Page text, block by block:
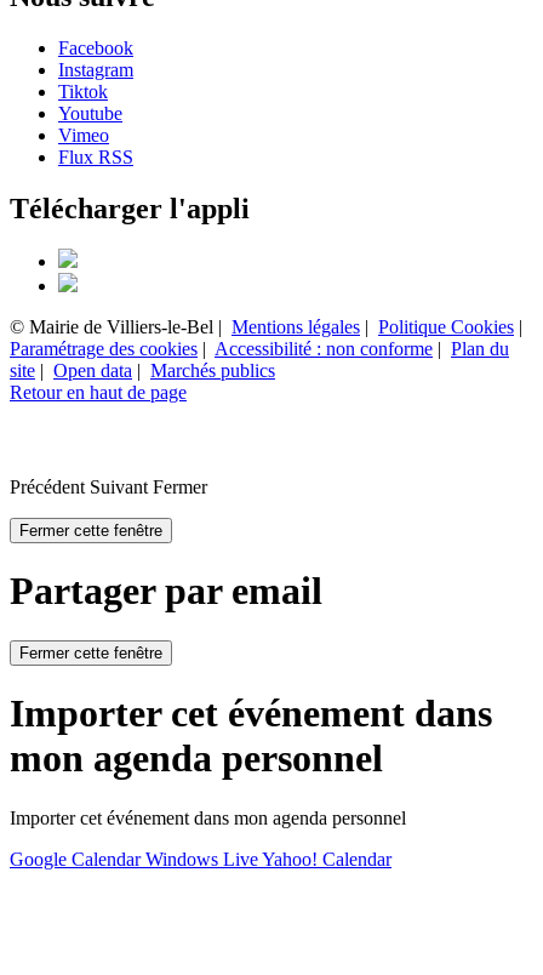
Facebook
Instagram
Tiktok
Youtube
Vimeo
Flux RSS
Télécharger l'appli
© Mairie de Villiers-le-Bel | Mentions légales | Politique Cookies |
Paramétrage des cookies | Accessibilité : non conforme | Plan du
site | Open data | Marchés publics
Retour en haut de page
Précédent Suivant Fermer
Fermer cette fenêtre
Partager par email
Fermer cette fenêtre
Importer cet événement dans
mon agenda personnel
Importer cet événement dans mon agenda personnel
Google CalendarWindows LiveYahoo! Calendar